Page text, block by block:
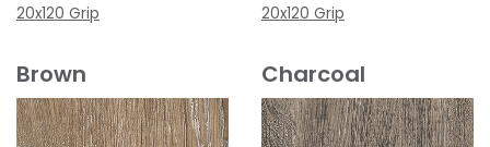
20x120 Grip
20x120 Grip
Brown Charcoal